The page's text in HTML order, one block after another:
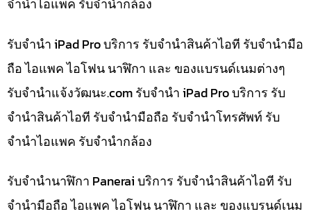
จำนำไอแพค รับจำนำกล้อง
รับจำนำ iPad Pro บริการ รับจำนำสินค้าไอที รับจำนำมือ
ถือ ไอแพค ไอโฟน นาฬิกา และ ของแบรนด์เนมต่างๆ
รับจํานําแจ้งวัฒนะ.com รับจำนำ iPad Pro บริการ รับ
จำนำสินค้าไอที รับจำนำมือถือ รับจำนำโทรศัพท์ รับ
จำนำไอแพค รับจำนำกล้อง
รับจำนำนาฬิกา Panerai บริการ รับจำนำสินค้าไอที รับ
จำนำมือถือ ไอแพค ไอโฟน นาฬิกา และ ของแบรนด์เนม